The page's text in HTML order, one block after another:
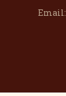
Email: